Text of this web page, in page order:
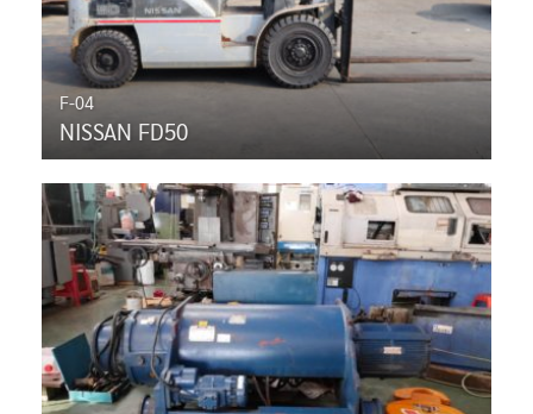
F-04
NISSAN FD50